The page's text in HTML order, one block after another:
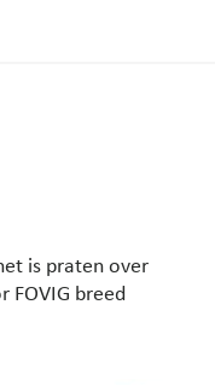
is praten over
FOVIG breed